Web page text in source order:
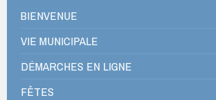
BIENVENUE
VIE MUNICIPALE
DÉMARCHES EN LIGNE
FÊTES